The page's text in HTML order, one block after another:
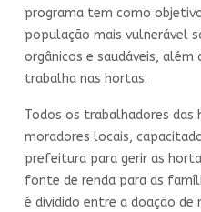
programa tem como
população mais vulnerável
orgânicos e saudáveis, além
trabalha nas hortas.
Todos os trabalhadores das
moradores locais,
prefeitura para gerir as
fonte de renda para as
é dividido entre a doação